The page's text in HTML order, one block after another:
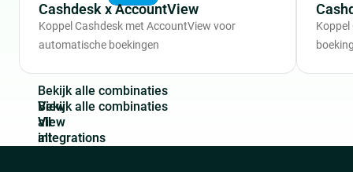
Cashdesk x AccountView
Koppel Cashdesk met AccountView voor
automatische boekingen
Koppel
Bekijk a e combinaties
View
all
integrations